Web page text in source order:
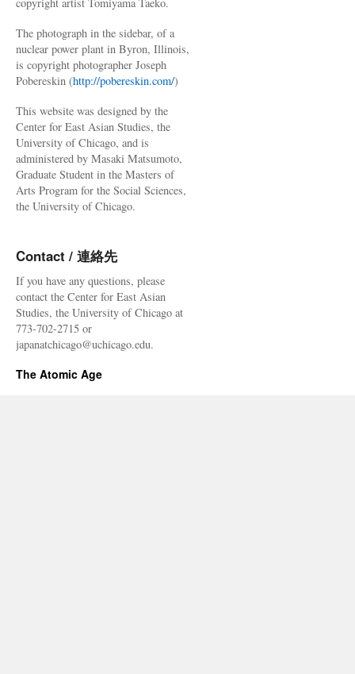
The photograph in the sidebar, of a
nuclear power plant in Byron, Illinois,
is copyright photographer Joseph
Pobereskin (http://pobereskin.com/)
This website was designed by the
Center for East Asian Studies, the
University of Chicago, and is
administered by Masaki Matsumoto,
Graduate Student in the Masters of
Arts Program for the Social Sciences,
the University of Chicago.
Contact / 連絡先
If you have any questions, please
contact the Center for East Asian
Studies, the University of Chicago at
773-702-2715 or
japanatchicago@uchicago.edu.
The Atomic Age